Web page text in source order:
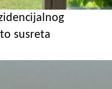
susreta